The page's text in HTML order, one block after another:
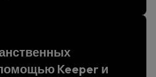
Keeper и